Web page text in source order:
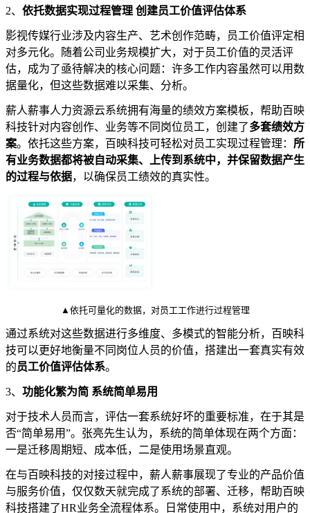
2、 依托数据实现过程管理 创建员工价值评估体系
影视传媒行业涉及内容生产、艺术创作范畴，员工价值评定相
对多元化。随着公司业务规模扩大，对于员工价值的灵活评
估，成为了亟待解决的核心问题：许多工作内容虽然可以用数
据量化，但这些数据难以采集、分析。
薪人薪事人力资源云系统拥有海量的绩效方案模板，帮助百映
科技针对内容创作、业务等不同岗位员工，创建了 多套绩效方
案。依托这些方案，百映科技可轻松对员工实现过程管理： 所
有业务数据都将被自动采集、上传到系统中，并保留数据产生
的过程与依据，以确保员工绩效的真实性。
▲依托可量化的数据，对员工工作进行过程管理
通过系统对这些数据进行多维度、多模式的智能分析，百映科
技可以更好地衡量不同岗位人员的价值，搭建出一套真实有效
的员工价值评估体系。
3、 功能化繁为简 系统简单易用
对于技术人员而言，评估一套系统好坏的重要标准，在于其是
否“简单易用”。张亮先生认为，系统的简单体现在两个方面：
一是迁移周期短、成本低，二是使用场景直观。
在与百映科技的对接过程中，薪人薪事展现了专业的产品价值
与服务价值，仅仅数天就完成了系统的部署、迁移，帮助百映
科技搭建了HR业务全流程体系。日常使用中，系统对用户的